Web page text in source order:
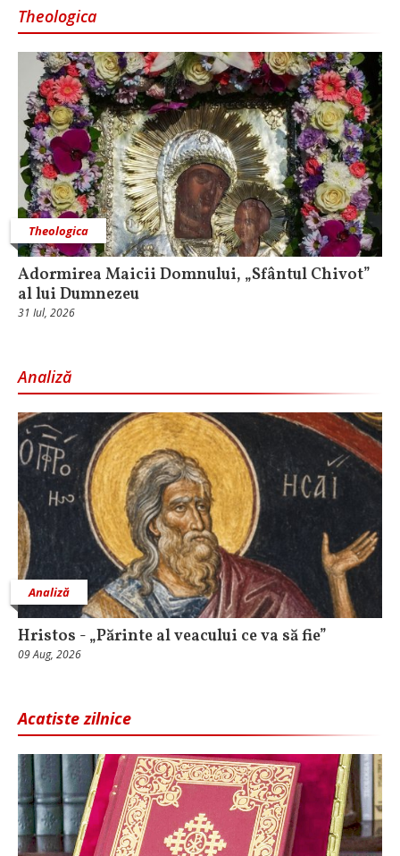
Theologica
Theologica
Adormirea Maicii Domnului, „Sfântul Chivot”
al lui Dumnezeu
31 Iul, 2026
Analiză
Analiză
Hristos - „Părinte al veacului ce va să fie”
09 Aug, 2026
Acatiste zilnice